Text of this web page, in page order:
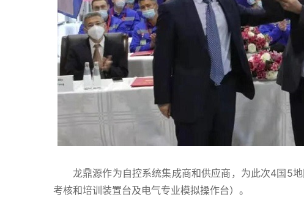
龙鼎源作为自控系统集成商和供应商，为此次4国5
考核和培训装置台及电气专业模拟操作台）。